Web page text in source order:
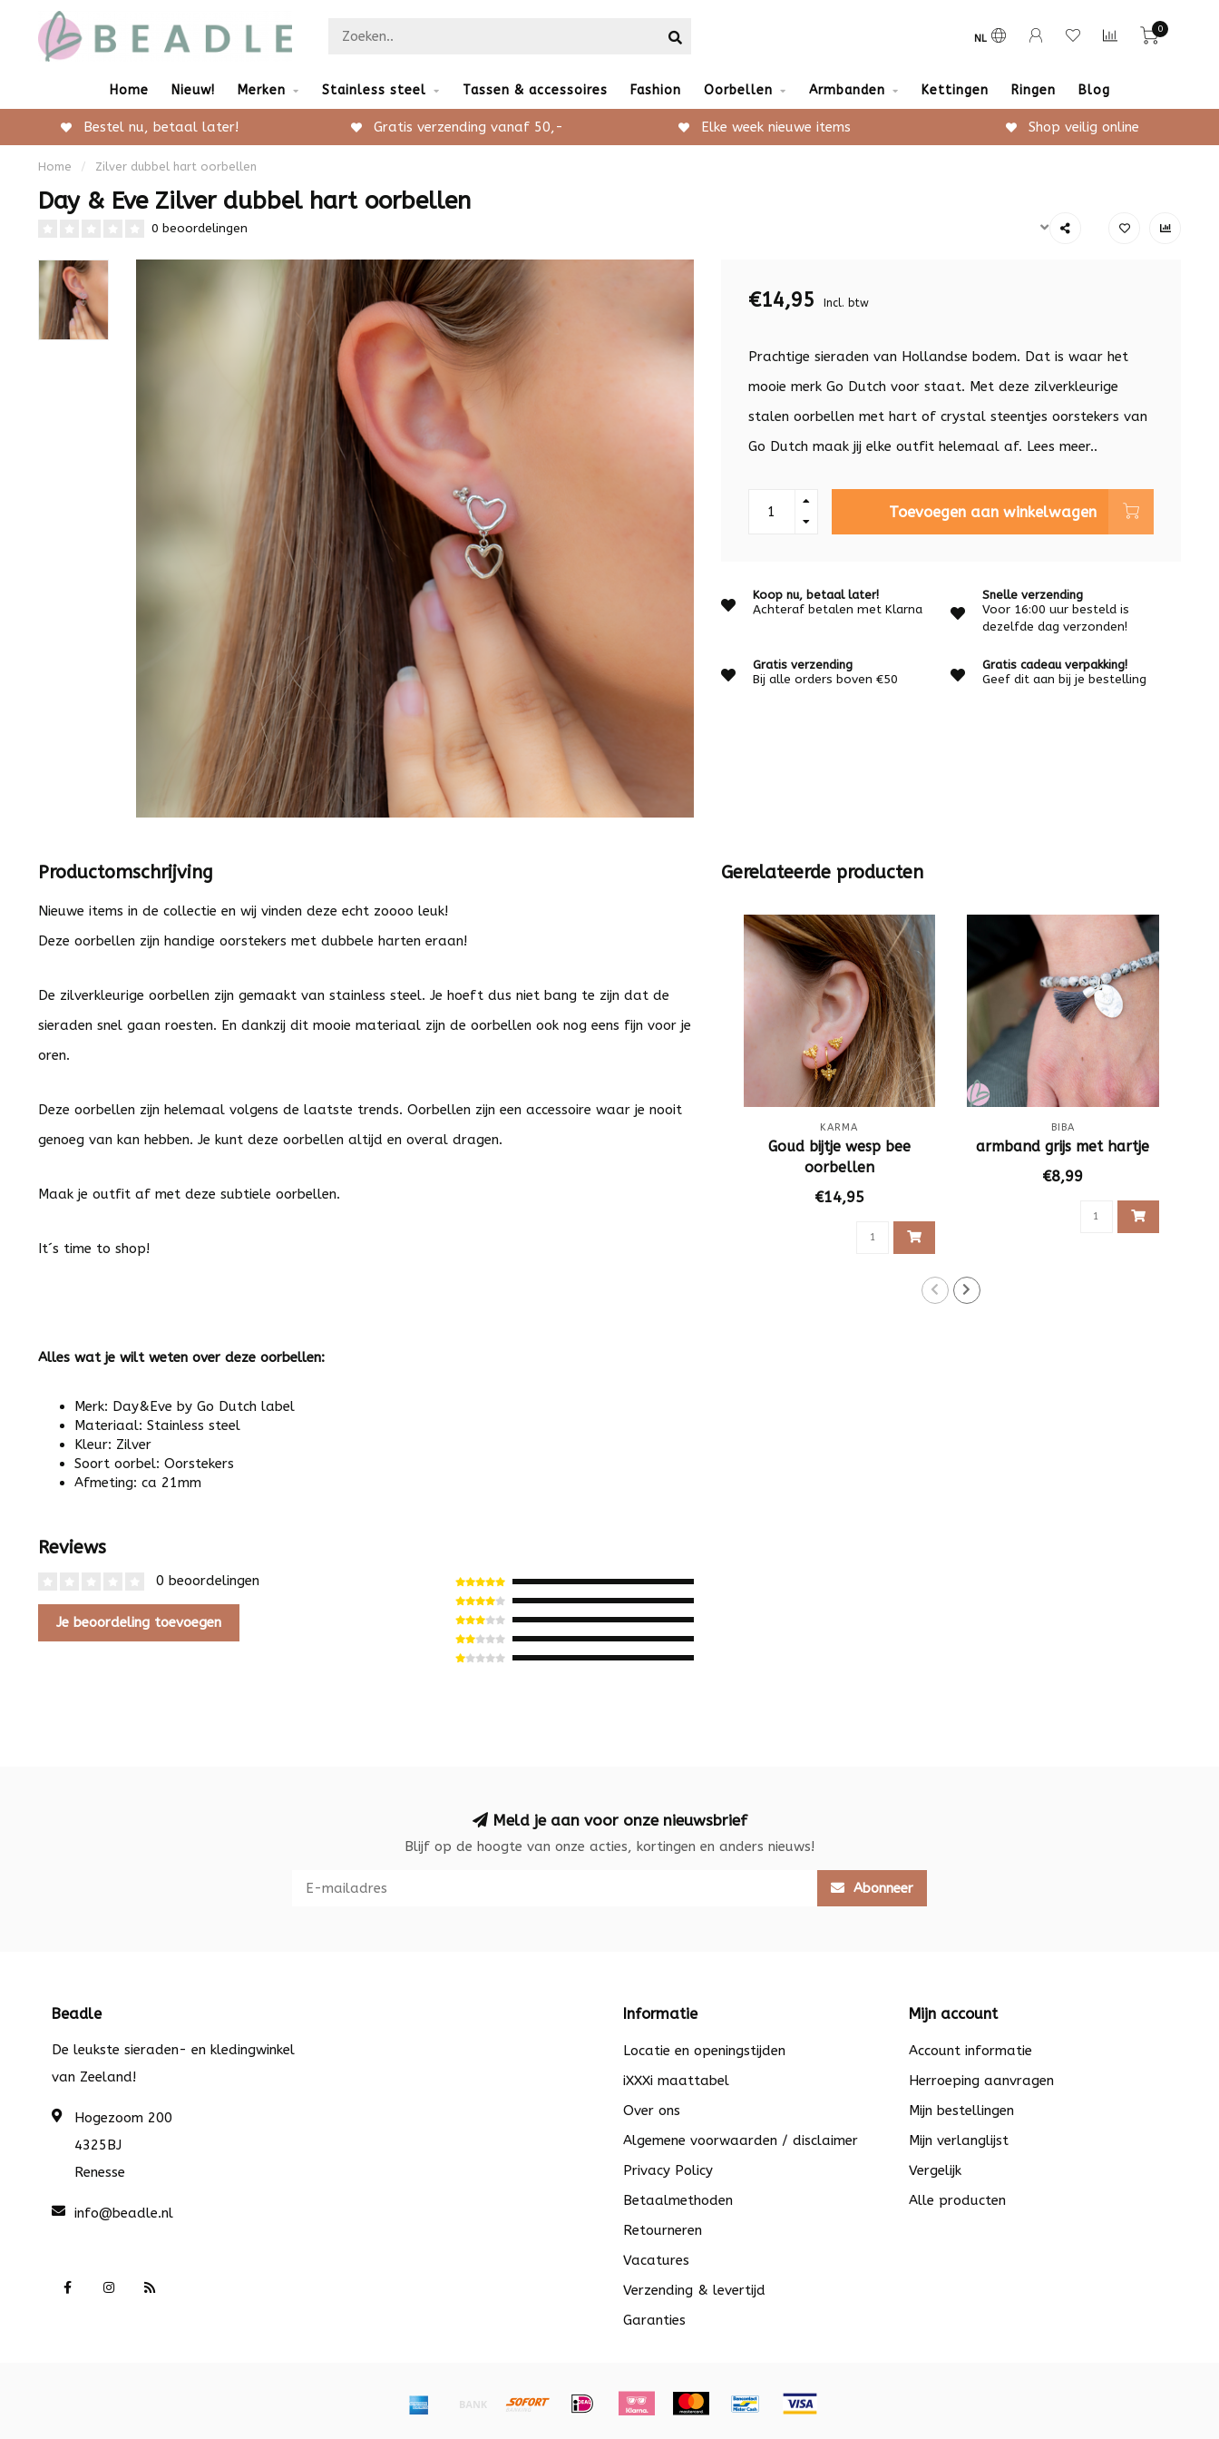
NL
0
Home Nieuw! Merken Stainless steel Tassen & accessoires Fashion Oorbellen Armbanden Kettingen Ringen Blog
Bestel nu, betaal later! Gratis verzending vanaf 50,- Elke week nieuwe items Shop veilig online
Home / Zilver dubbel hart oorbellen
Day & Eve Zilver dubbel hart oorbellen
0 beoordelingen
€14,95 Incl. btw
Prachtige sieraden van Hollandse bodem. Dat is waar het
mooie merk Go Dutch voor staat. Met deze zilverkleurige
stalen oorbellen met hart of crystal steentjes oorstekers van
Go Dutch maak jij elke outfit helemaal af. Lees meer..
Toevoegen aan winkelwagen
Koop nu, betaal later!
Achteraf betalen met Klarna
Snelle verzending
Voor 16:00 uur besteld is
dezelfde dag verzonden!
Gratis verzending
Bij alle orders boven €50
Gratis cadeau verpakking!
Geef dit aan bij je bestelling
Productomschrijving
Nieuwe items in de collectie en wij vinden deze echt zoooo leuk!
Deze oorbellen zijn handige oorstekers met dubbele harten eraan!
De zilverkleurige oorbellen zijn gemaakt van stainless steel. Je hoeft dus niet bang te zijn dat de
sieraden snel gaan roesten. En dankzij dit mooie materiaal zijn de oorbellen ook nog eens fijn voor je
oren.
Deze oorbellen zijn helemaal volgens de laatste trends. Oorbellen zijn een accessoire waar je nooit
genoeg van kan hebben. Je kunt deze oorbellen altijd en overal dragen.
Maak je outfit af met deze subtiele oorbellen.
It´s time to shop!
Alles wat je wilt weten over deze oorbellen:
Merk: Day&Eve by Go Dutch label
Materiaal: Stainless steel
Kleur: Zilver
Soort oorbel: Oorstekers
Afmeting: ca 21mm
Reviews
0 beoordelingen
Je beoordeling toevoegen
Gerelateerde producten
KARMA
Goud bijtje wesp bee
oorbellen
€14,95
BIBA
armband grijs met hartje
€8,99
Meld je aan voor onze nieuwsbrief
Blijf op de hoogte van onze acties, kortingen en anders nieuws!
Abonneer
Beadle
De leukste sieraden- en kledingwinkel
van Zeeland!
Hogezoom 200
4325BJ
Renesse
info@beadle.nl
Informatie
Locatie en openingstijden
iXXXi maattabel
Over ons
Algemene voorwaarden / disclaimer
Privacy Policy
Betaalmethoden
Retourneren
Vacatures
Verzending & levertijd
Garanties
Mijn account
Account informatie
Herroeping aanvragen
Mijn bestellingen
Mijn verlanglijst
Vergelijk
Alle producten